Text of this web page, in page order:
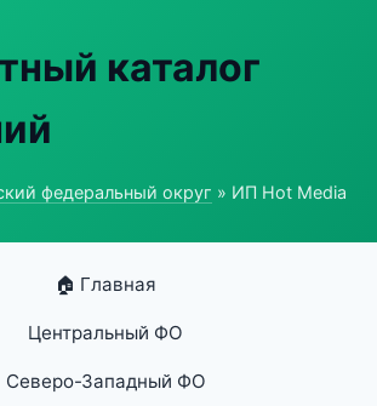
каталог
федеральный округ » ИП Hot Media
🏠 Главная
Центральный ФО
Северо-Западный ФО